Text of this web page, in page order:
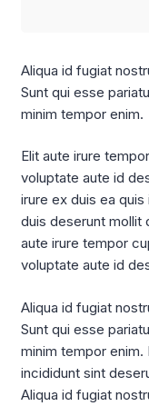
Aliqua id fugiat
Sunt qui esse
minim tempor enim.
Elit aute irure
voluptate aute id
irure ex duis ea
duis deserunt mollit
aute irure tempor
voluptate aute id
Aliqua id fugiat
Sunt qui esse
minim tempor
incididunt sint
Aliqua id fugiat